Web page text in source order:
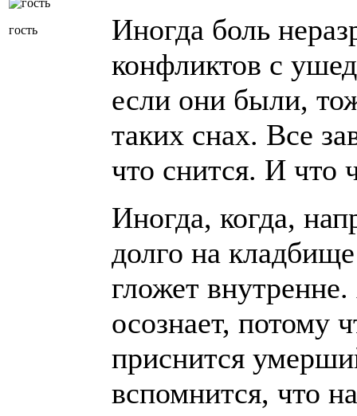
гость
Иногда боль
конфликтов с
если они были,
таких снах. Все
что снится. И что
Иногда, когда,
долго на
гложет
осознает, потому
приснится
вспомнится, что